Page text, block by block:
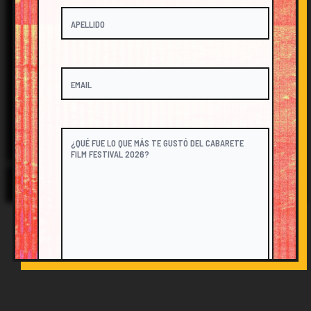
© 2026 Cabarete Film Festival. All Rights Reserved.